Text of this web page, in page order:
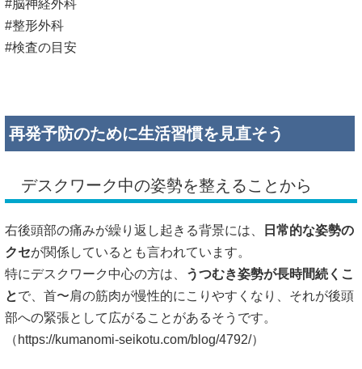
#脳神経外科
#整形外科
#検査の目安
再発予防のために生活習慣を見直そう
デスクワーク中の姿勢を整えることから
右後頭部の痛みが繰り返し起きる背景には、
日常的な姿勢の
クセが関係しているとも言われています。
特にデスクワーク中心の方は、
うつむき姿勢が長時間続くこ
とで、首〜肩の筋肉が慢性的にこりやすくなり、それが後頭
部への緊張として広がることがあるそうです。
（ https://kumanomi-seikotu.com/blog/4792/）